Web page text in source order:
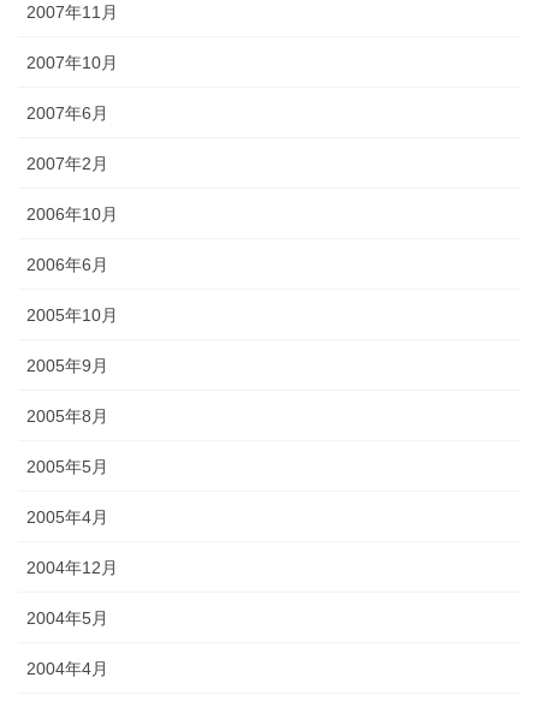
2007年11月
2007年10月
2007年6月
2007年2月
2006年10月
2006年6月
2005年10月
2005年9月
2005年8月
2005年5月
2005年4月
2004年12月
2004年5月
2004年4月